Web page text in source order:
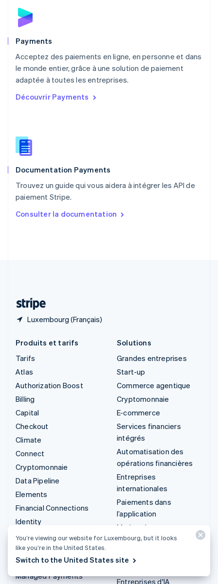
Payments
Acceptez des paiements en ligne, en personne et dans
le monde entier, grâce à une solution de paiement
adaptée à toutes les entreprises.
Découvrir Payments
Documentation Payments
Trouvez un guide qui vous aidera à intégrer les API de
paiement Stripe.
Consulter la documentation
Luxembourg (Français)
Norvège
English
English
NederlandsEnglish
Pologne
English
PortuguêsEnglish
English
Roumanie
Royaume-Uni
Singapour
English 简体中文
English
Produits et tarifs
Tarifs
Atlas
Authorization Boost
Billing
Capital
Checkout
Climate
Connect
Cryptomonnaie
Data Pipeline
Elements
Financial Connections
Identity
Invoicing
Issuing
Link
Managed Payments
Solutions
Grandes entreprises
Start-up
Commerce agentique
Cryptomonnaie
E-commerce
Services financiers
intégrés
Automatisation des
opérations financières
Entreprises
internationales
Paiements dans
l’application
Marketplaces
Gestion financière
Entreprises d'IA
You’re viewing our website for Luxembourg, but it looks
like you’re in the United States.
Switch to the United States site